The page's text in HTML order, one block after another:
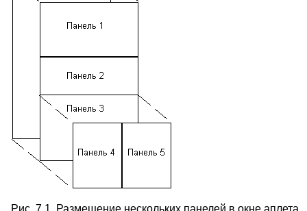
Рис. 7.1. Размещение нескольких панелей в окне аплета